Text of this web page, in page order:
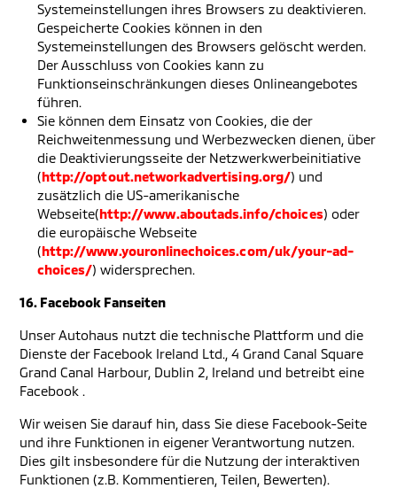
Systemeinstellungen ihres Browsers zu deaktivieren.
Gespeicherte Cookies können in den
Systemeinstellungen des Browsers gelöscht werden.
Der Ausschluss von Cookies kann zu
Funktionseinschränkungen dieses Onlineangebotes
führen.
Sie können dem Einsatz von Cookies, die der
Reichweitenmessung und Werbezwecken dienen, über
die Deaktivierungsseite der Netzwerkwerbeinitiative
(http://optout.networkadvertising.org/) und
zusätzlich die US-amerikanische
Webseite(http://www.aboutads.info/choices) oder
die europäische Webseite
(http://www.youronlinechoices.com/uk/your-ad-
choices/) widersprechen.
16. Facebook Fanseiten
Unser Autohaus nutzt die technische Plattform und die
Dienste der Facebook Ireland Ltd., 4 Grand Canal Square
Grand Canal Harbour, Dublin 2, Ireland und betreibt eine
Facebook .
Wir weisen Sie darauf hin, dass Sie diese Facebook-Seite
und ihre Funktionen in eigener Verantwortung nutzen.
Dies gilt insbesondere für die Nutzung der interaktiven
Funktionen (z.B. Kommentieren, Teilen, Bewerten).